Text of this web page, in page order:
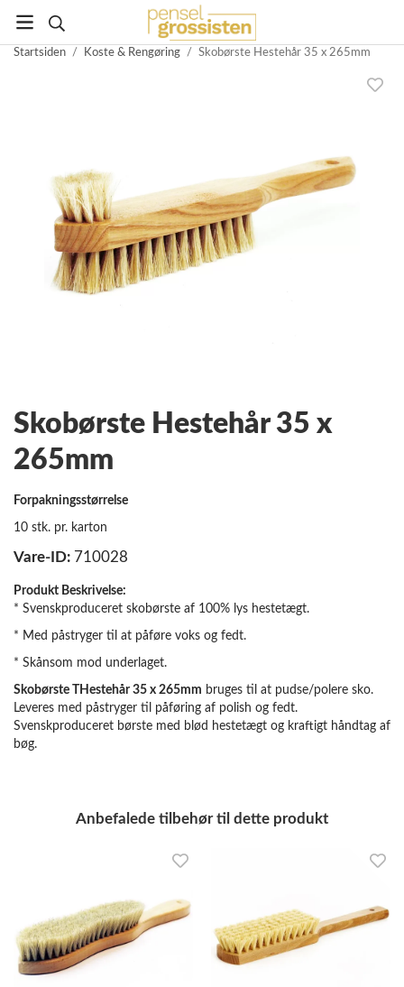
Startsiden / Koste & Rengøring / Skobørste Hestehår 35 x 265mm
Skobørste Hestehår 35 x
265mm
Forpakningsstørrelse
10 stk. pr. karton
Vare-ID: 710028
Produkt Beskrivelse:
* Svenskproduceret skobørste af 100% lys hestetægt.
* Med påstryger til at påføre voks og fedt.
* Skånsom mod underlaget.
Skobørste THestehår 35 x 265mm bruges til at pudse/polere sko.
Leveres med påstryger til påføring af polish og fedt.
Svenskproduceret børste med blød hestetægt og kraftigt håndtag af
bøg.
Anbefalede tilbehør til dette produkt